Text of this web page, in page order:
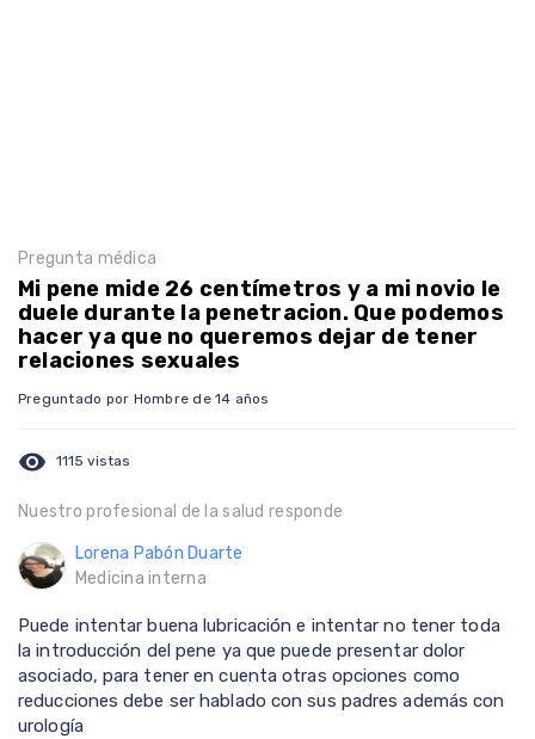
Pregunta médica
Mi pene mide 26 centímetros y a mi novio le
duele durante la penetracion. Que podemos
hacer ya que no queremos dejar de tener
relaciones sexuales
Preguntado por Hombre de 14 años
visibility 1115 vistas
Nuestro profesional de la salud responde
Lorena Pabón Duarte
Medicina interna
Puede intentar buena lubricación e intentar no tener toda
la introducción del pene ya que puede presentar dolor
asociado, para tener en cuenta otras opciones como
reducciones debe ser hablado con sus padres además con
urología